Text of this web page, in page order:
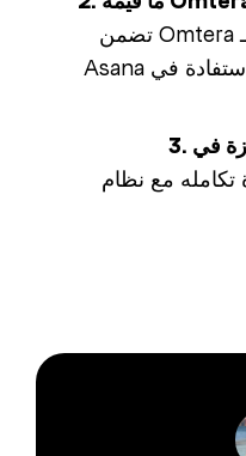
تضمن Omtera الإعداد والتدريب والتخصيص لـ
Asana بحيث تحقق شركتكم أقصى استفادة في